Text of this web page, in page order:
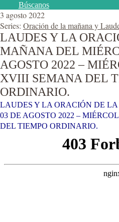
Búscanos
3 agosto 2022
Series: Oración de la mañana y
LAUDES Y LA
MAÑANA DEL
AGOSTO 2022 –
XVIII SEMANA DEL
ORDINARIO.
LAUDES Y LA ORACIÓN DE
03 DE AGOSTO 2022 –
DEL TIEMPO ORDINARIO.